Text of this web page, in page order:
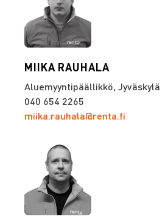
MIIKA RAUHALA
Aluemyyntipäällikkö, Jyväskylä
040 654 2265
miika.rauhala@renta.fi